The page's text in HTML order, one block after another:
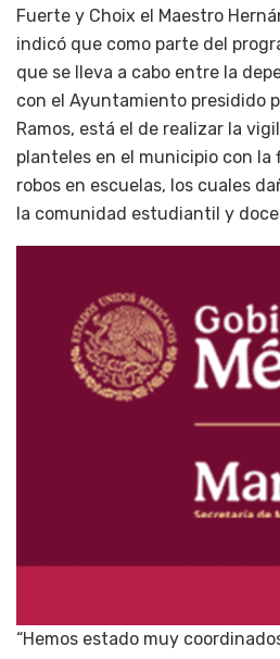
Fuerte y Choix el Maestro
indicó que como parte del
que se lleva a cabo entre la
con el Ayuntamiento presidido
Ramos, está el de realizar la
planteles en el municipio con
robos en escuelas, los cuales
la comunidad estudiantil y
“Hemos estado muy